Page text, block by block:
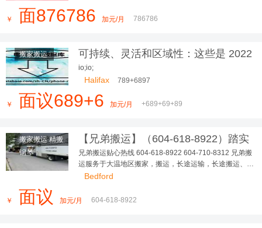
￥ 面876786 加元/月 786786
搬家搬运
可持续、灵活和区域性：这些是 2022
年最美的室内设计趋势
io;io;
Halifax 789+6897
￥ 面议689+6 加元/月 +689+69+89
搬家搬运 精搬
钢琴
【兄弟搬运】（604-618-8922）踏实
可靠，大小搬家，长短途...
兄弟搬运贴心热线 604-618-8922 604-710-8312 兄弟搬
运服务于大温地区搬家，搬运，长途运输，长途搬运、精
搬钢琴、垃圾清理、各种疑难搬运 多年，政府注册，有完
司有多台厢式货车，我们本着以德为本，以信为先，让您
Bedford
￥ 面议 加元/月 604-618-8922